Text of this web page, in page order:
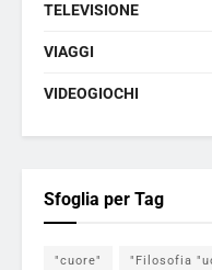
TELEVISIONE
VIAGGI
VIDEOGIOCHI
Sfoglia per Tag
"cuore" "Filosofia